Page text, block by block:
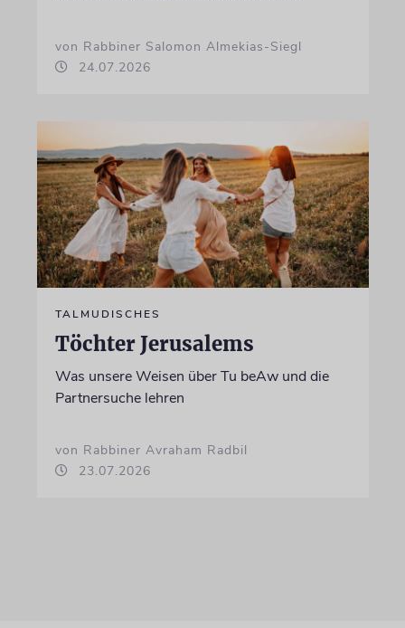
von Rabbiner Salomon Almekias-Siegl
24.07.2026
TALMUDISCHES
Töchter Jerusalems
Was unsere Weisen über Tu beAw und die
Partnersuche lehren
von Rabbiner Avraham Radbil
23.07.2026